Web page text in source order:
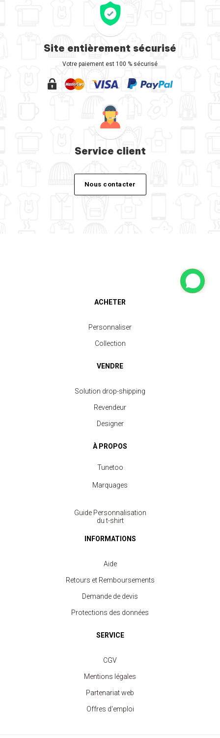
Site entièrement sécurisé
Votre paiement est 100 % sécurisé
Service client
Nous contacter
ACHETER
Personnaliser
Collection
VENDRE
Solution drop-shipping
Revendeur
Designer
À PROPOS
Tunetoo
Marquages
Guide Personnalisation
du t-shirt
INFORMATIONS
Aide
Retours et Remboursements
Demande de devis
Protections des données
SERVICE
CGV
Mentions légales
Partenariat web
Offres d'emploi